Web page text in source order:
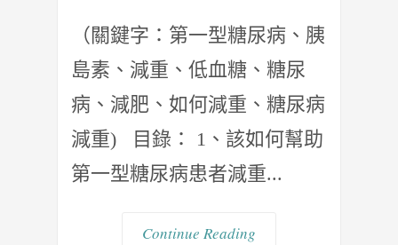
（關鍵字：第一型糖尿病、胰
島素、減重、低血糖、糖尿
病、減肥、如何減重、糖尿病
減重) 目錄： 1、該如何幫助
第一型糖尿病患者減重...
Continue Reading